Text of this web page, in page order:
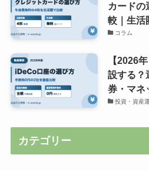
カードの
較｜生活
コラム
【2026
設する？
券・マネ
投資・資産
カテゴリー